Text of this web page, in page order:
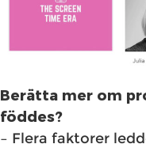
Berätta mer om
föddes?
– Flera faktorer